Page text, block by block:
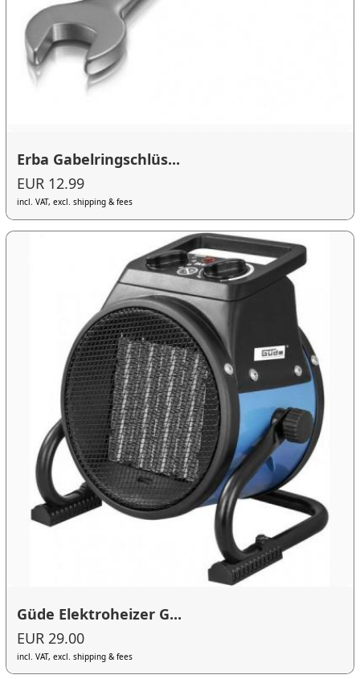
Erba Gabelringschlüs...
EUR 12.99
incl. VAT, excl. shipping & fees
Güde Elektroheizer G...
EUR 29.00
incl. VAT, excl. shipping & fees